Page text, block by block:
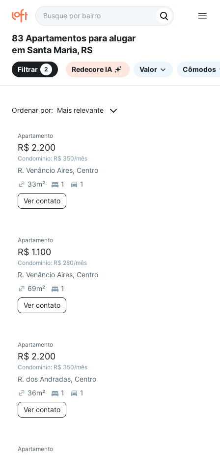
83 Apartamentos para alugar
em Santa Maria, RS
Filtrar 2 Redecore IA Valor Cômodos
Ordenar por: Mais relevante
Chegou este mês
Apartamento
R$ 2.200
Condomínio: R$ 350/mês
R. Venâncio Aires, Centro
33m² 1
1
Ver contato
Preço abaixo do mercado
Apartamento
R$ 1.100
Condomínio: R$ 280/mês
R. Venâncio Aires, Centro
69m²
1
Ver contato
Chegou este mês
Apartamento
R$ 2.200
Condomínio: R$ 350/mês
R. dos Andradas, Centro
36m² 1
1
Ver contato
Chegou este mês
Apartamento